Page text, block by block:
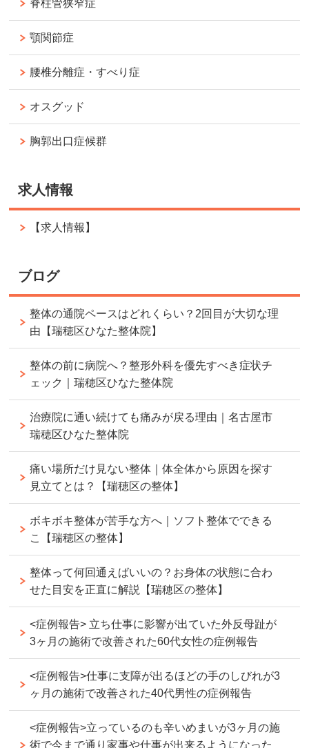
脊柱管狭窄症
顎関節症
腰椎分離症・すべり症
オスグッド
胸郭出口症候群
求人情報
【求人情報】
ブログ
整体の通院ペースはどれくらい？2回目が大切な理
由【瑞穂区ひなた整体院】
整体の前に病院へ？整形外科を優先すべき症状チ
ェック｜瑞穂区ひなた整体院
治療院に通い続けても痛みが戻る理由｜名古屋市
瑞穂区ひなた整体院
痛い場所だけ見ない整体｜体全体から原因を探す
見立てとは？【瑞穂区の整体】
ボキボキ整体が苦手な方へ｜ソフト整体でできる
こ【瑞穂区の整体】
整体って何回通えばいいの？お身体の状態に合わ
せた目安を正直に解説【瑞穂区の整体】
<症例報告> 立ち仕事に影響が出ていた外反母趾が
3ヶ月の施術で改善された60代女性の症例報告
<症例報告>仕事に支障が出るほどの手のしびれが3
ヶ月の施術で改善された40代男性の症例報告
<症例報告>立っているのも辛いめまいが3ヶ月の施
術で今まで通り家事や仕事が出来るようになった